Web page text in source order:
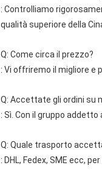
: Controlliamo
qualità superiore della
Q: Come circa il prezzo?
: Vi offriremo il migliore e
Q: Accettate gli ordini su
: Sì. Con il gruppo
Q: Quale trasporto
: DHL, Fedex, SME ecc,